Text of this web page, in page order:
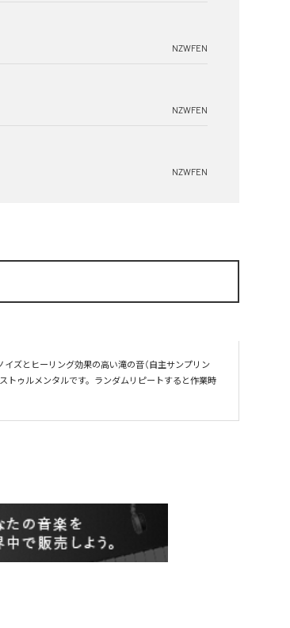
NZWFEN
NZWFEN
NZWFEN
ズとヒーリング効果の高い滝の音（自主サンプリン
トゥルメンタルです。ランダムリピートすると作業時